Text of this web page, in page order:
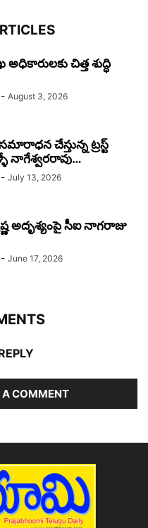
చిత్త శుద్ధి
- August 3, 2026
చేస్తున్న ట్రస్ట్
నాగేశ్వరరావు…
- July 13, 2026
అదృశ్యంపై సీఐ నాగరాజు
- June 17, 2026
A COMMENT